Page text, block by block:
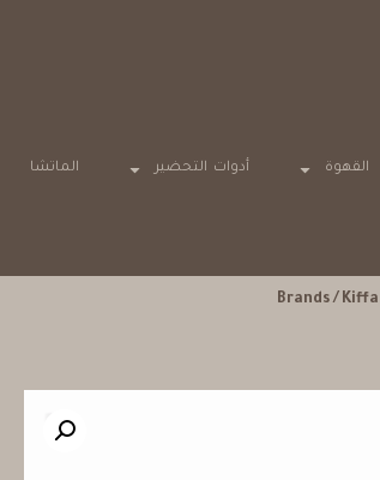
القهوة أدوات التحضير الماتشا
Brands/ Kiffa